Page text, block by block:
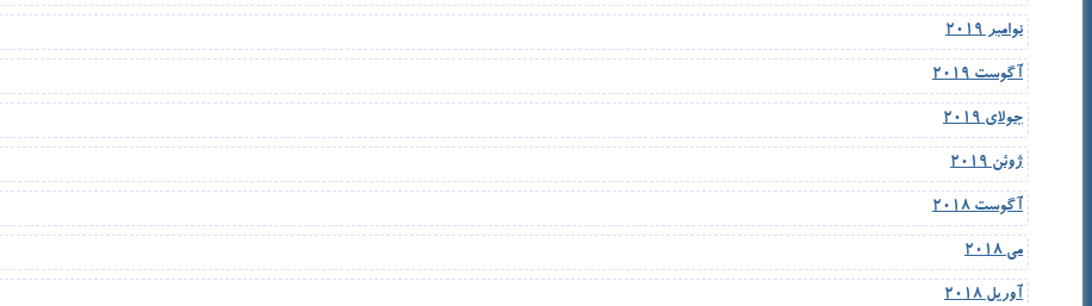
نوامبر 2019
آگوست 2019
جولای 2019
ژوئن 2019
آگوست 2018
می 2018
آوریل 2018